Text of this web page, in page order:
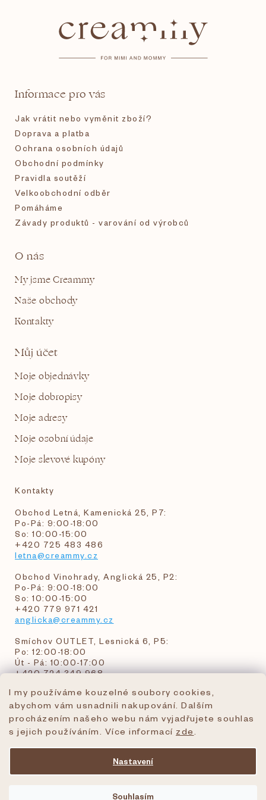
I my používáme kouzelné soubory cookies,
abychom vám usnadnili nakupování. Dalším
procházením našeho webu nám vyjadřujete souhlas
s jejich používáním. Více informací zde
Nastavení
Souhlasím
Informace pro vás
Jak vrátit nebo vyměnit zboží?
Doprava a platba
Ochrana osobních údajů
Obchodní podmínky
Pravidla soutěží
Velkoobchodní odběr
Pomáháme
Závady produktů - varování od výrobců
O nás
My jsme Creammy
Naše obchody
Kontakty
Můj účet
Moje objednávky
Moje dobropisy
Moje adresy
Moje osobní údaje
Moje slevové kupóny
Kontakty
Obchod Letná, Kamenická 25, P7:
Po-Pá: 9:00-18:00
So: 10:00-15:00
+420 725 483 486
letna@creammy.cz
Obchod Vinohrady, Anglická 25, P2:
Po-Pá: 9:00-18:00
So: 10:00-15:00
+420 779 971 421
anglicka@creammy.cz
Smíchov OUTLET, Lesnická 6, P5:
Po: 12:00-18:00
Út - Pá: 10:00-17:00
+420 724 349 968
objednavky@creammy.cz
tel:+420 724 349 968